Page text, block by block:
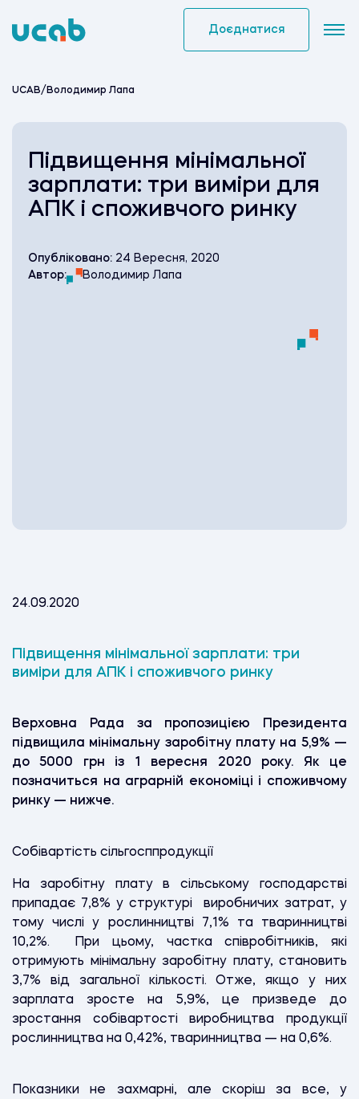
to
Доєднатися
UCAB/ Володимир Лапа
Підвищення мінімальної
зарплати: три виміри для
АПК і споживчого ринку
Опубліковано: 24 Вересня, 2020
Автор:
Володимир Лапа
24.09.2020
Підвищення мінімальної зарплати: три
виміри для АПК і споживчого ринку
Верховна Рада за пропозицією Президента
підвищила мінімальну заробітну плату на 5,9% —
до 5000 грн із 1 вересня 2020 року. Як це
позначиться на аграрній економіці і споживчому
ринку — нижче.
Собівартість сільгосппродукції
На заробітну плату в сільському господарстві
припадає 7,8% у структурі виробничих затрат, у
тому числі у рослинництві 7,1% та тваринництві
10,2%. При цьому, частка співробітників, які
отримують мінімальну заробітну плату, становить
3,7% від загальної кількості. Отже, якщо у них
зарплата зросте на 5,9%, це призведе до
зростання собівартості виробництва продукції
рослинництва на 0,42%, тваринництва — на 0,6%.
Показники не захмарні, але скоріш за все, у